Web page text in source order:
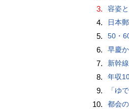
3. 容姿
4. 日本
5. 50・
6. 早慶
7. 新幹
8. 年収
9. 「ゆ
10. 都会